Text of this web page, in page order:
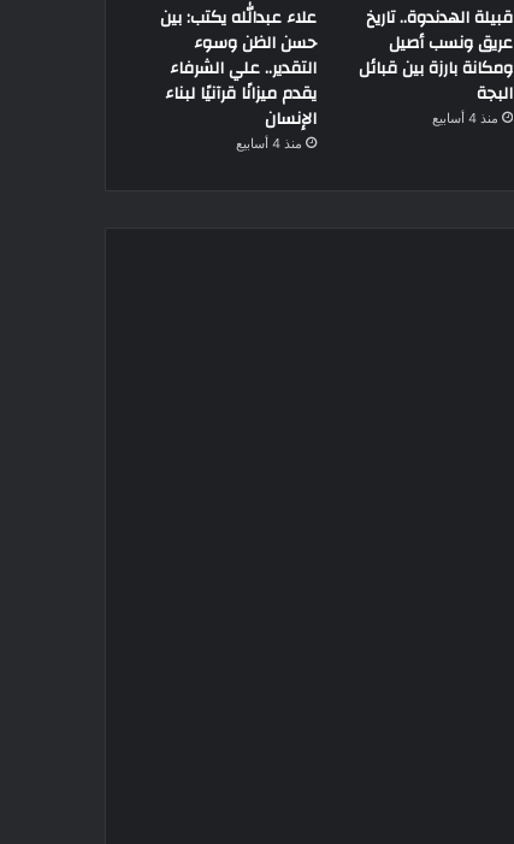
قبيلة الهدندوة.. تاريخ
عريق ونسب أصيل
ومكانة بارزة بين قبائل
البجة
منذ 4 أسابيع
علاء عبدالله يكتب: بين
حسن الظن وسوء
التقدير.. علي الشرفاء
يقدم ميزانًا قرآنيًا لبناء
الإنسان
منذ 4 أسابيع